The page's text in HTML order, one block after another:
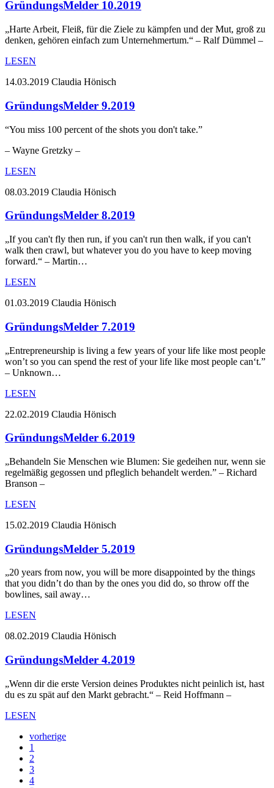
GründungsMelder 10.2019
„Harte Arbeit, Fleiß, für die Ziele zu kämpfen und der Mut, groß zu
denken, gehören einfach zum Unternehmertum.“ – Ralf Dümmel –
LESEN
14.03.2019 Claudia Hönisch
GründungsMelder 9.2019
“You miss 100 percent of the shots you don't take.”
– Wayne Gretzky –
LESEN
08.03.2019 Claudia Hönisch
GründungsMelder 8.2019
„If you can't fly then run, if you can't run then walk, if you can't
walk then crawl, but whatever you do you have to keep moving
forward.“ – Martin…
LESEN
01.03.2019 Claudia Hönisch
GründungsMelder 7.2019
„Entrepreneurship is living a few years of your life like most people
won’t so you can spend the rest of your life like most people can‘t.”
– Unknown…
LESEN
22.02.2019 Claudia Hönisch
GründungsMelder 6.2019
„Behandeln Sie Menschen wie Blumen: Sie gedeihen nur, wenn sie
regelmäßig gegossen und pfleglich behandelt werden.” – Richard
Branson –
LESEN
15.02.2019 Claudia Hönisch
GründungsMelder 5.2019
„20 years from now, you will be more disappointed by the things
that you didn’t do than by the ones you did do, so throw off the
bowlines, sail away…
LESEN
08.02.2019 Claudia Hönisch
GründungsMelder 4.2019
„Wenn dir die erste Version deines Produktes nicht peinlich ist, hast
du es zu spät auf den Markt gebracht.“ – Reid Hoffmann –
LESEN
vorherige
1
2
3
4